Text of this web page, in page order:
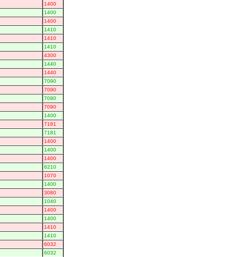
1400
1400
1400
1410
1410
1410
4300
1440
1440
7090
7090
7090
7090
1400
7181
7181
1400
1400
1400
6210
1070
1400
3080
1040
1400
1400
1410
1410
6032
6032